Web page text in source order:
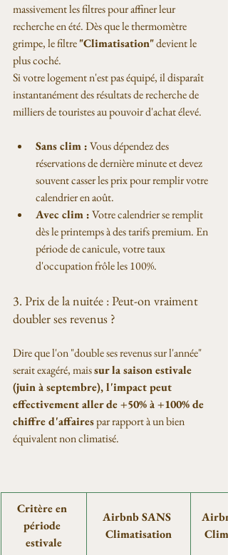
massivement les filtres pour affiner leur
recherche en été. Dès que le thermomètre
grimpe, le filtre "Climatisation" devient le
plus coché.
Si votre logement n'est pas équipé, il disparaît
instantanément des résultats de recherche de
milliers de touristes au pouvoir d'achat élevé.
Sans clim : Vous dépendez des
réservations de dernière minute et devez
souvent casser les prix pour remplir votre
calendrier en août.
Avec clim : Votre calendrier se remplit
dès le printemps à des tarifs premium. En
période de canicule, votre taux
d'occupation frôle les 100%.
3. Prix de la nuitée : Peut-on vraiment
doubler ses revenus ?
Dire que l'on "double ses revenus sur l'année"
serait exagéré, mais sur la saison estivale
(juin à septembre), l'impact peut
effectivement aller de +50% à +100% de
chiffre d'affaires par rapport à un bien
équivalent non climatisé.
Critère en
période
estivale
Airbnb SANS
Climatisation